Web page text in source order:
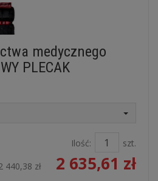
medycznego
PLECAK
Ilość:
szt.
440,38 zł 2 635,61 zł